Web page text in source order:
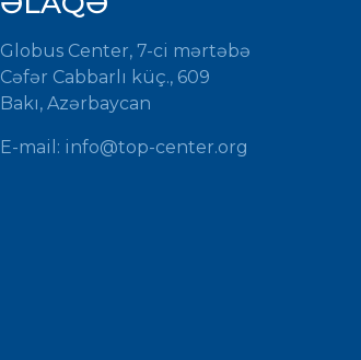
Globus Center, 7-ci mərtəbə
Cəfər Cabbarlı küç., 609
Bakı, Azərbaycan
E-mail: info@top-center.org